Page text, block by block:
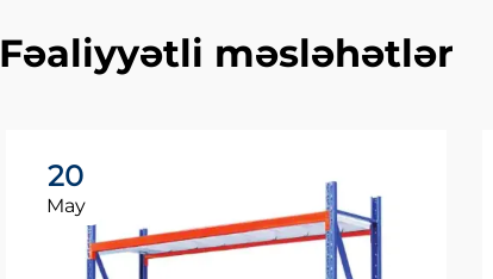
Fəaliyyətli məsləhətlər
20
May